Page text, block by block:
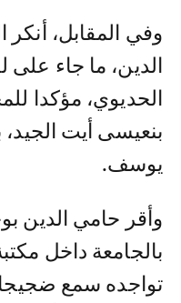
وفي المقابل، أنكر
الدين، ما جاء على
الحديوي، مؤكدا
بنعيسى أيت
يوسف.
وأقر حامي الدين
بالجامعة داخل
تواجده سمع ضجيجا